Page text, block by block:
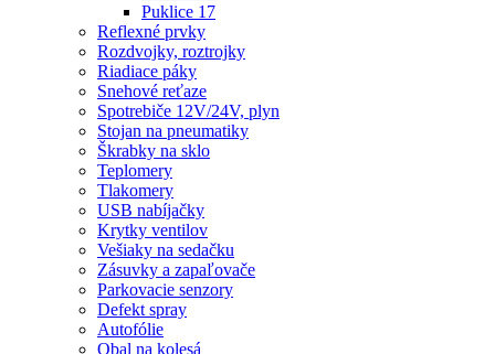
Puklice 17
Reflexné prvky
Rozdvojky, roztrojky
Riadiace páky
Snehové reťaze
Spotrebiče 12V/24V, plyn
Stojan na pneumatiky
Škrabky na sklo
Teplomery
Tlakomery
USB nabíjačky
Krytky ventilov
Vešiaky na sedačku
Zásuvky a zapaľovače
Parkovacie senzory
Defekt spray
Autofólie
Obal na kolesá